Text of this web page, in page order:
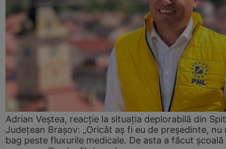
Adrian Veștea, reacție la situația deplorabilă din
Județean Brașov: „Oricât aș fi eu de președinte, nu
bag peste fluxurile medicale. De asta a făcut școală